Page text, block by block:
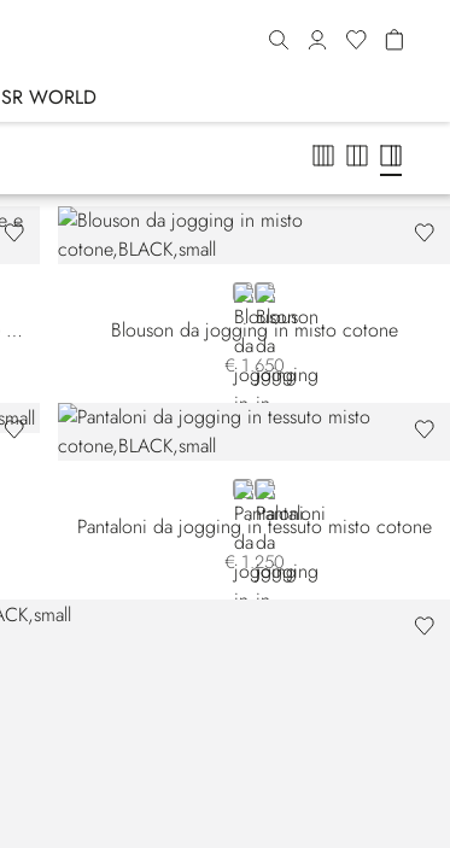
SR WORLD
Pantaloni joggers in maglia di seta, cotone e coccodrillo opaco
BLACKWHITE
Blouson da jogging in misto cotone
€ 1.650
BLACKWHITE
Pantaloni da jogging in tessuto misto cotone
€ 1.250